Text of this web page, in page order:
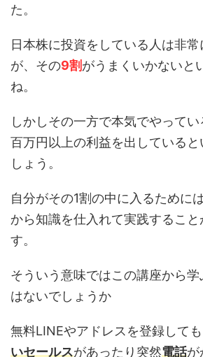
た。
日本株に投資をしている人は非
が、その9割がうまくいかないと
ね。
しかしその一方で本気でやって
百万円以上の利益を出している
しょう。
自分がその1割の中に入るために
から知識を仕入れて実践すること
す。
そういう意味ではこの講座から
はないでしょうか
無料LINEやアドレスを登録して
いセールスがあったり突然電話が